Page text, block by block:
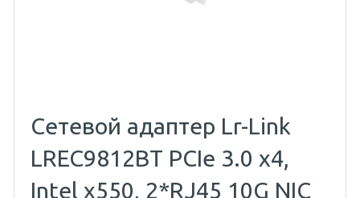
Сетевой адаптер Lr-Link
LREC9812BT PCIe 3.0 x4,
Intel x550, 2*RJ45 10G NIC